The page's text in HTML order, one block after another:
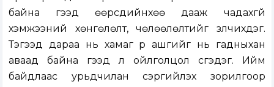
байна гээд өөрсдийнхөө дааж чадахгүй
хэмжээний хөнгөлөлт, чөлөөлөлтийг үзүүлчихдэг.
Тэгээд дараа нь хамаг үр ашгийг нь гадныхан
аваад байна гээд үл ойлголцол үүсгэдэг. Ийм
байдлаас урьдчилан сэргийлэх зорилгоор